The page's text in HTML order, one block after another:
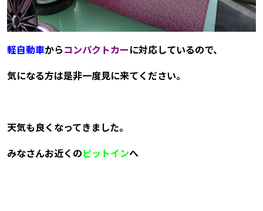
軽自動車からコンパクトカーに対応しているので、
気になる方は是非一度見に来てください。
天気も良くなってきました。
みなさんお近くのピットインへ